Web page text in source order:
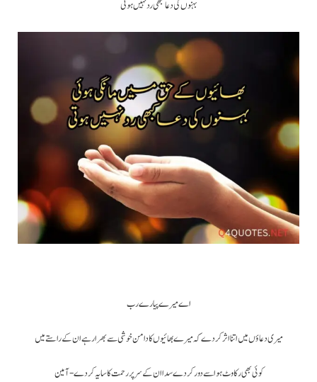
بہنوں کی دعا کبھی رد نہیں ہوتی
اے میرے پیارے رب
میری دعاؤں میں اتنا اثر کردے کہ میرے بھائیوں کا دامن خوشی سے بھرا رہے ان کے راستے میں
کوئی بھی رکاوٹ ہو اسے دور کر دے سدا ان کے سر پر رحمت کا سایہ کردے- آمین